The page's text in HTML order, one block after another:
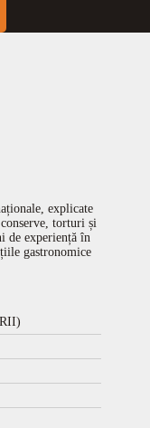
explicate
torturi și
de experiență în
gastronomice